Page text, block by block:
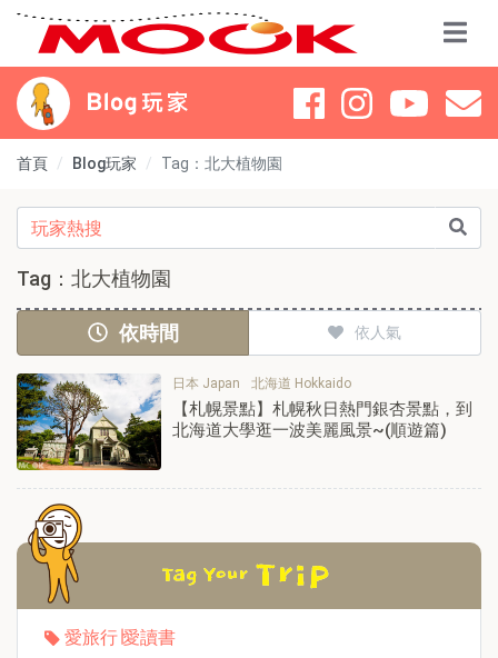
首頁 Blog玩家 Tag：北大植物園
Tag：北大植物園
依時間 依人氣
日本 Japan 北海道 Hokkaido
【札幌景點】札幌秋日熱門銀杏景點，到
北海道大學逛一波美麗風景~(順遊篇)
愛旅行∣愛讀書